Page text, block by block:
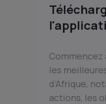
Commencez
les
d’Afrique,
actions, les